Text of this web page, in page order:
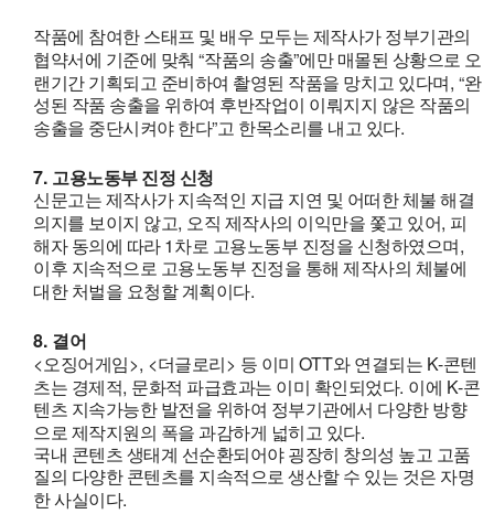
작품에 참여한 스태프 및 배우 모두는 제작사가 정부기관의
협약서에 기준에 맞춰 “작품의 송출”에만 매몰된 상황으로 오
랜기간 기획되고 준비하여 촬영된 작품을 망치고 있다며 , “완
성된 작품 송출을 위하여 후반작업이 이뤄지지 않은 작품의
송출을 중단시켜야 한다”고 한목소리를 내고 있다.
7. 고용노동부 진정 신청
신문고는 제작사가 지속적인 지급 지연 및 어떠한 체불 해결
의지를 보이지 않고, 오직 제작사의 이익만을 쫓고 있어, 피
해자 동의에 따라 1 차로 고용노동부 진정을 신청하였으며 ,
이후 지속적으로 고용노동부 진정을 통해 제작사의 체불에
대한 처벌을 요청할 계획이다.
8. 결어
<오징어게임>, <더글로리 > 등 이미 OTT와 연결되는 K-콘텐
츠는 경제적, 문화적 파급효과는 이미 확인되었다. 이에 K-콘
텐츠 지속가능한 발전을 위하여 정부기관에서 다양한 방향
으로 제작지원의 폭을 과감하게 넓히고 있다.
국내 콘텐츠 생태계 선순환되어야 굉장히 창의성 높고 고품
질의 다양한 콘텐츠를 지속적으로 생산할 수 있는 것은 자명
한 사실이다.